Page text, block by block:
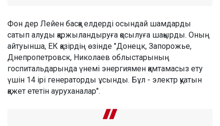
Фон дер Лейен басқа елдерді осындай шамдарды
сатып алуды қаржыландыруға қосылуға шақырды. Оның
айтуынша, ЕК қазірдің өзінде "Донецк, Запорожье,
Днепропетровск, Николаев облыстарының
госпитальдарында үнемі энергиямен қамтамасыз ету
үшін 14 ірі генераторды ұсынды. Бұл - электр қуатын
қажет ететін ауруханалар".